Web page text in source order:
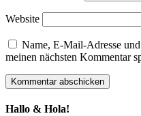
Website
Name, E-Mail-Adresse
meinen nächsten Kommentar
Hallo & Hola!